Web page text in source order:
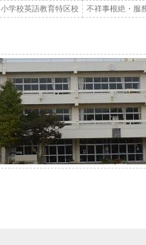
小学校英語教育特区校 不祥事根絶・服